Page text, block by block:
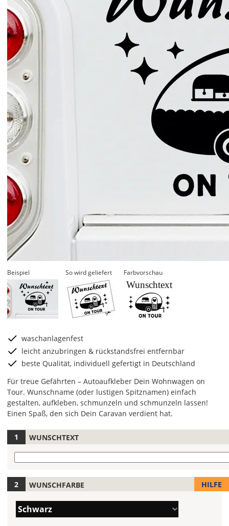
Beispiel So wird geliefert Farbvorschau
Wunschtext
waschanlagenfest
leicht anzubringen & rückstandsfrei entfernbar
beste Qualität, individuell gefertigt in Deutschland
Für treue Gefährten – Autoaufkleber Dein Wohnwagen on
Tour. Wunschname (oder lustigen Spitznamen) einfach
gestalten, aufkleben, schmunzeln und schmunzeln lassen!
Einen Spaß, den sich Dein Caravan verdient hat.
Hier
Du
Farbe
Deines
Autoaufklebers
fest!
WUNSCHTEXT
Gib
hier
Deinen
Wunschtext
WUNSCHFARBE HILFE
Farbe/n
(Wert
Schwarz